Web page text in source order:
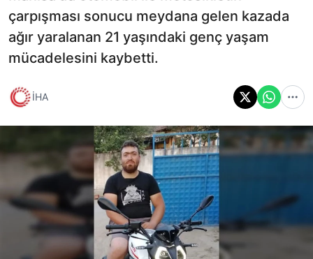
çarpışması sonucu meydana gelen kazada
ağır yaralanan 21 yaşındaki genç yaşam
mücadelesini kaybetti.
İHA